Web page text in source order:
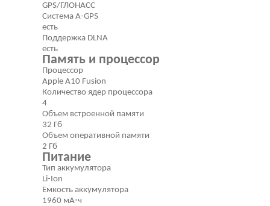
GPS/ГЛОНАСС
Cистема A-GPS
есть
Поддержка DLNA
есть
Память и процессор
Процессор
Apple A10 Fusion
Количество ядер процессора
4
Объем встроенной памяти
32 Гб
Объем оперативной памяти
2 Гб
Питание
Тип аккумулятора
Li-Ion
Емкость аккумулятора
1960 мА⋅ч